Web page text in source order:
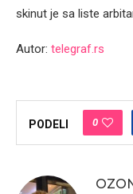
skinut je sa liste
Autor: telegraf.rs
PODELI 0